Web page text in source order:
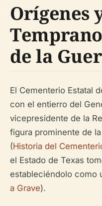
Orígenes
de la
El Cementerio Estatal
con el entierro del
vicepresidente de la
figura prominente de
(Historia del
el Estado de Texas
estableciéndolo como
a Grave).